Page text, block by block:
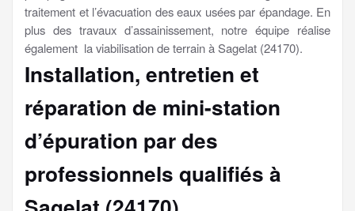
traitement et l’évacuation des eaux usées par épandage. En
plus des travaux d’assainissement, notre équipe réalise
également la viabilisation de terrain à Sagelat (24170).
Installation, entretien et
réparation de mini-station
d’épuration par des
professionnels qualifiés à